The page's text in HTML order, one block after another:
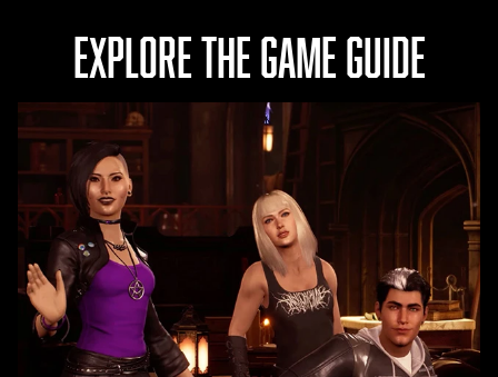
EXPLORE THE GAME GUIDE